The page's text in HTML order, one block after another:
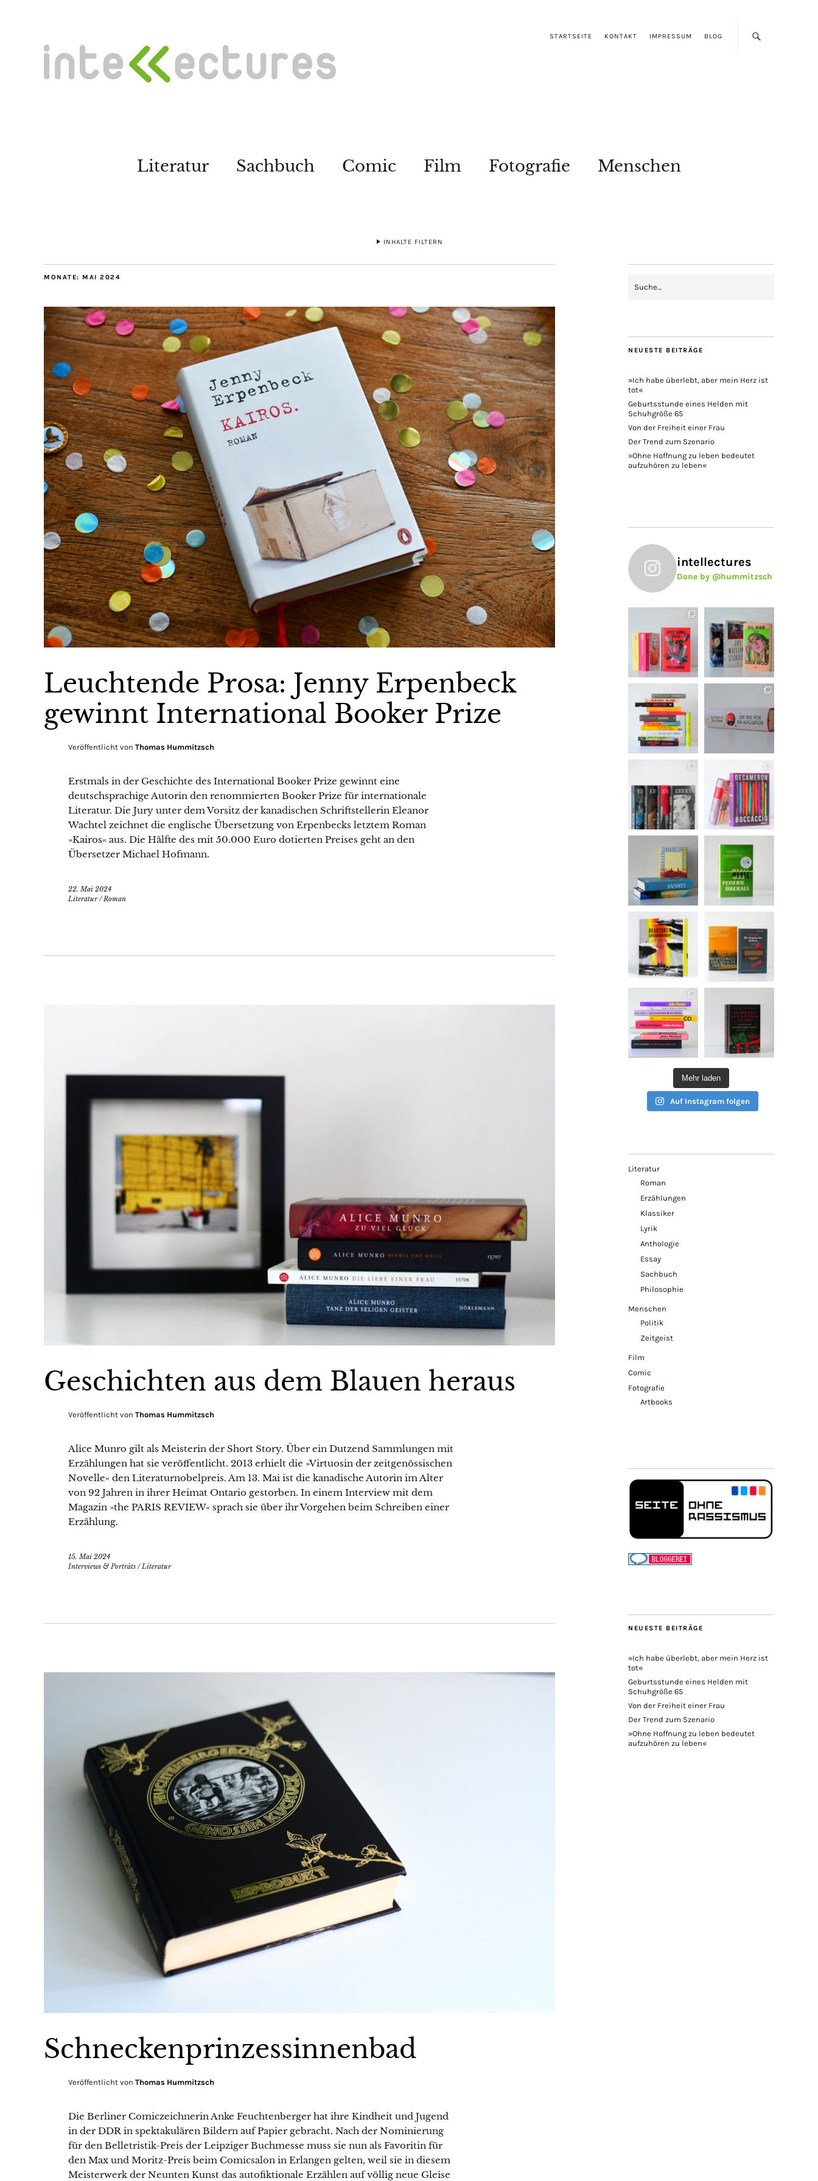
STARTSEITE KONTAKT IMPRESSUM BLOG
Literatur Sachbuch Comic Film Fotografie Menschen
INHALTE FILTERN
MONATE: MAI 2024
Leuchtende Prosa: Jenny Erpenbeck
gewinnt International Booker Prize
Veröffentlicht von Thomas Hummitzsch
Erstmals in der Geschichte des International Booker Prize gewinnt eine
deutschsprachige Autorin den renommierten Booker Prize für internationale
Literatur. Die Jury unter dem Vorsitz der kanadischen Schriftstellerin Eleanor
Wachtel zeichnet die englische Übersetzung von Erpenbecks letztem Roman
»Kairos« aus. Die Hälfte des mit 50.000 Euro dotierten Preises geht an den
Übersetzer Michael Hofmann.
22. Mai 2024
Literatur/Roman
Geschichten aus dem Blauen heraus
Veröffentlicht von Thomas Hummitzsch
Alice Munro gilt als Meisterin der Short Story. Über ein Dutzend Sammlungen mit
Erzählungen hat sie veröffentlicht. 2013 erhielt die »Virtuosin der zeitgenössischen
Novelle« den Literaturnobelpreis. Am 13. Mai ist die kanadische Autorin im Alter
von 92 Jahren in ihrer Heimat Ontario gestorben. In einem Interview mit dem
Magazin »the PARIS REVIEW« sprach sie über ihr Vorgehen beim Schreiben einer
Erzählung.
15. Mai 2024
Interviews & Porträts /Literatur
Schneckenprinzessinnenbad
Veröffentlicht von Thomas Hummitzsch
Die Berliner Comiczeichnerin Anke Feuchtenberger hat ihre Kindheit und Jugend
in der DDR in spektakulären Bildern auf Papier gebracht. Nach der Nominierung
für den Belletristik-Preis der Leipziger Buchmesse muss sie nun als Favoritin für
den Max und Moritz-Preis beim Comicsalon in Erlangen gelten, weil sie in diesem
Meisterwerk der Neunten Kunst das autofiktionale Erzählen auf völlig neue Gleise
NEUESTE BEITRÄGE
»Ich habe überlebt, aber mein Herz ist
tot«
Geburtsstunde eines Helden mit
Schuhgröße 65
Von der Freiheit einer Frau
Der Trend zum Szenario
»Ohne Hoffnung zu leben bedeutet
aufzuhören zu leben«
intellectures
Done by @hummitzsch
Mehr laden
Auf Instagram folgen
Literatur
Roman
Erzählungen
Klassiker
Lyrik
Anthologie
Essay
Sachbuch
Philosophie
Menschen
Politik
Zeitgeist
Film
Comic
Fotografie
Artbooks
NEUESTE BEITRÄGE
»Ich habe überlebt, aber mein Herz ist
tot«
Geburtsstunde eines Helden mit
Schuhgröße 65
Von der Freiheit einer Frau
Der Trend zum Szenario
»Ohne Hoffnung zu leben bedeutet
aufzuhören zu leben«